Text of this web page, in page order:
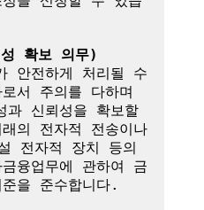
확보 의무)
안전하게 처리될 수
서 주의를 다하며
과 신뢰성을 확보할
의 전자적 전송이나
전자적 장치 등의
융업무에 관하여 금
을 준수합니다.